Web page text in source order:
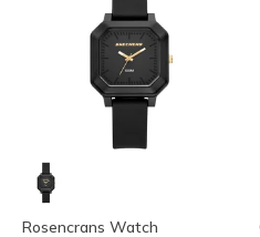
Rosencrans Watch